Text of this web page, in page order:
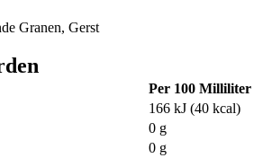
Granen, Gerst
Per 100 Milliliter
166 kJ (40 kcal)
0 g
0 g